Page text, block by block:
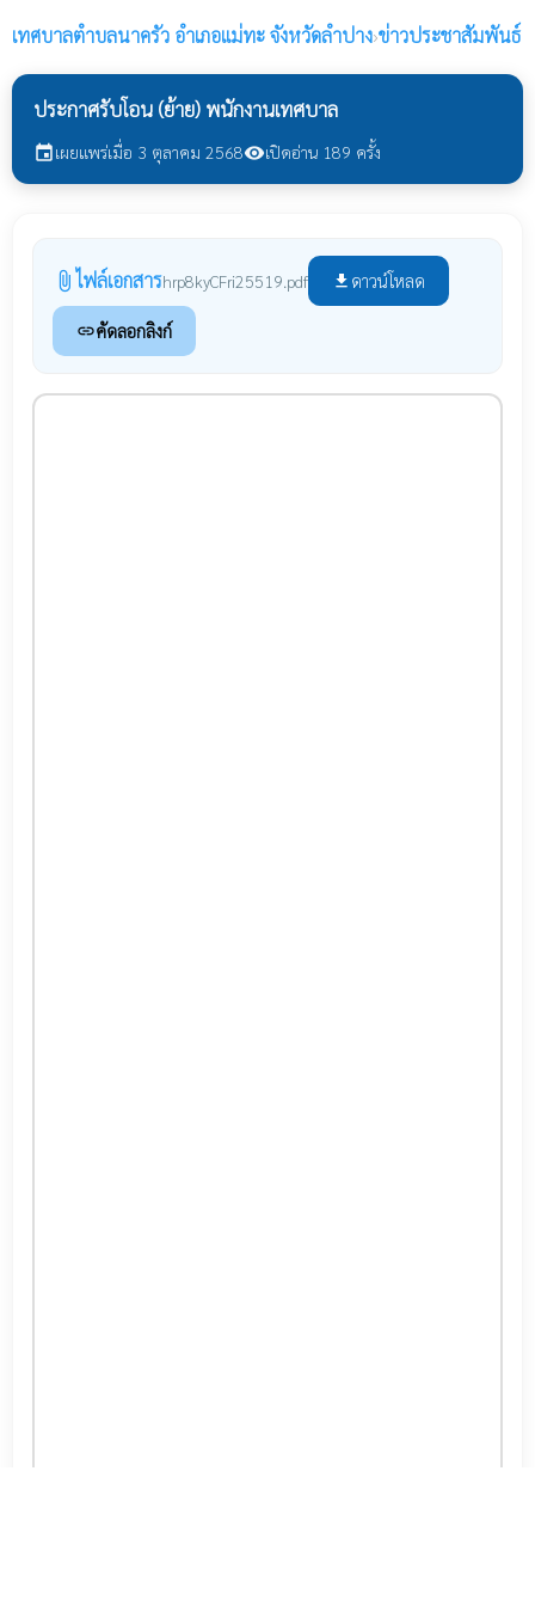
เทศบาลตำบลนาครัว อำเภอแม่ทะ จังหวัดลำปาง›ข่าวประชาสัมพันธ์
ประกาศรับโอน (ย้าย) พนักงานเทศบาล
eventเผยแพร่เมื่อ 3 ตุลาคม 2568visibilityเปิดอ่าน 189 ครั้ง
attach_file ไฟล์เอกสารhrp8kyCFri25519.pdf file_download ดาวน์โหลด
linkคัดลอกลิงก์